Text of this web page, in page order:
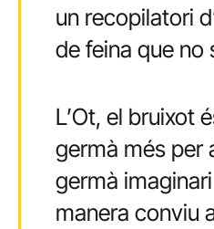
un recopilatori
de feina que no
L’Ot, el bruixot
germà més per
germà
manera conviu